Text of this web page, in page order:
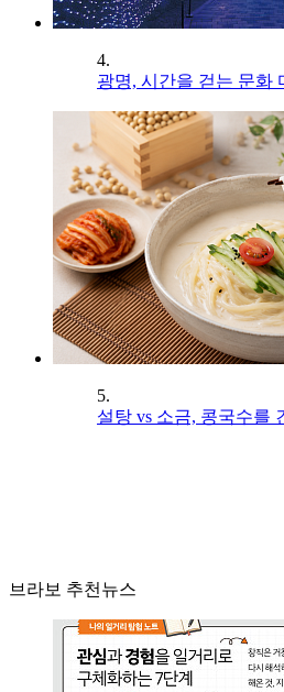
4.
광명, 시간을 걷는 문화
5.
설탕 vs 소금, 콩국수를
브라보 추천뉴스